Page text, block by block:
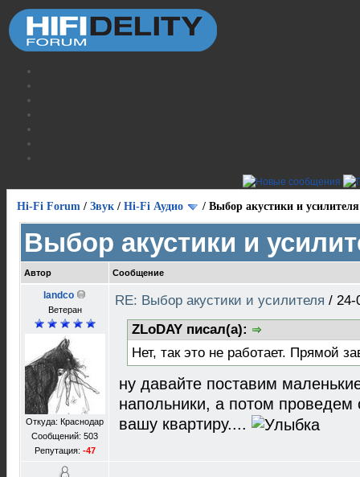
Hi-Fi Forum / Звук / Hi-Fi Аудио / Выбор акустики и усилителя
Выбор акустики и
Автор Сообщение
landco
Ветеран
Откуда: Краснодар
Сообщений: 503
Репутация: -47
RE: Выбор акустики и усилителя / 24-
ZLoDAY писал(а):
Нет, так это не работает. Прямой
ну давайте поставим
напольники, а потом проведем
вашу квартиру....